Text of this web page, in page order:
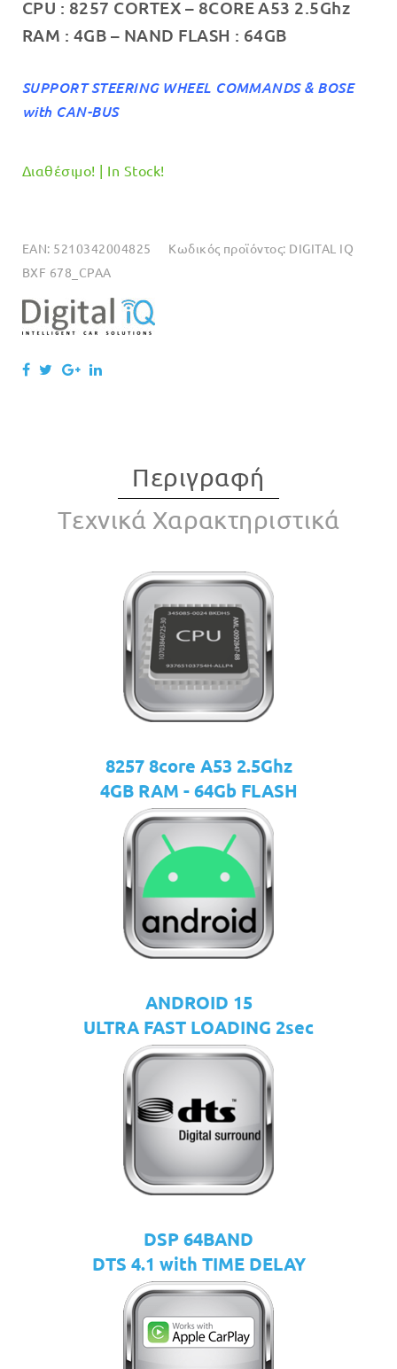
CPU : 8257 CORTEX – 8CORE A53 2.5Ghz
RAM : 4GB – NAND FLASH : 64GB
SUPPORT STEERING WHEEL COMMANDS & BOSE
with CAN-BUS
Διαθέσιμο! | In Stock!
EAN: 5210342004825 Κωδικός προϊόντος: DIGITAL IQ
BXF 678_CPAA
Περιγραφή
Tεχνικά Χαρακτηριστικά
8257 8core A53 2.5Ghz
4GB RAM - 64Gb FLASH
ANDROID 15
ULTRA FAST LOADING 2sec
DSP 64BAND
DTS 4.1 with TIME DELAY